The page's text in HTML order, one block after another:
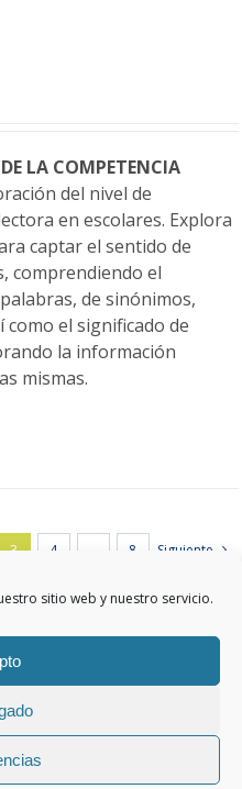
sitio web y nuestro servicio.
LA COMPETENCIA
del nivel de
en escolares. Explora
captar el sentido de
comprendiendo el
de sinónimos,
el significado de
la información
mismas.
3 4 8 Siguiente
S.L.U. – Todos los